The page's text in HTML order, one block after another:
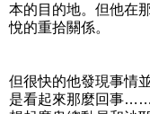
本的目的地。但他在
悅的重拾關係。
但很快的他發現事情
是看起來那麼回事